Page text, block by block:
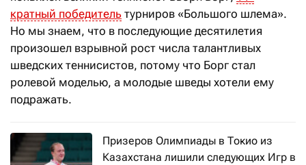
кратный победитель турниров «Большого шлема».
Но мы знаем, что в последующие десятилетия
произошел взрывной рост числа талантливых
шведских теннисистов, потому что Борг стал
ролевой моделью, а молодые шведы хотели ему
подражать.
Призеров Олимпиады в Токио из
Казахстана лишили следующих Игр в